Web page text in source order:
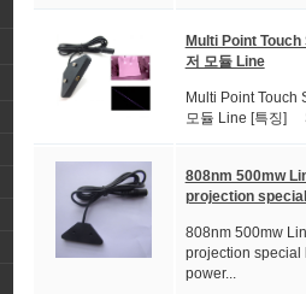
Multi Point
저 모듈 Line
Multi Point Touch
모듈 Line [특징]
808nm 500mw
projection
808nm 500mw
projection special
power...